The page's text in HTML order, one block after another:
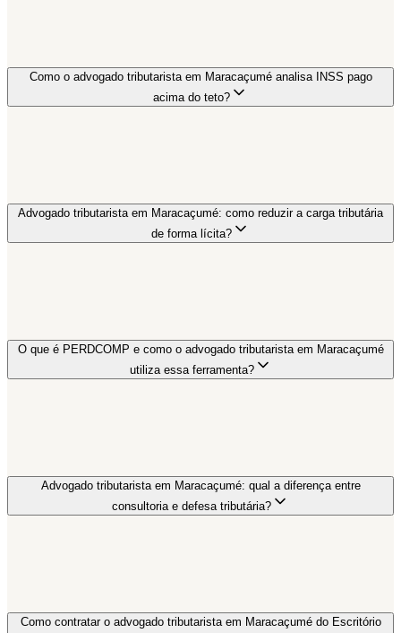
Como o advogado tributarista em Maracaçumé analisa INSS pago
acima do teto?
Advogado tributarista em Maracaçumé: como reduzir a carga tributária
de forma lícita?
O que é PERDCOMP e como o advogado tributarista em Maracaçumé
utiliza essa ferramenta?
Advogado tributarista em Maracaçumé: qual a diferença entre
consultoria e defesa tributária?
Como contratar o advogado tributarista em Maracaçumé do Escritório